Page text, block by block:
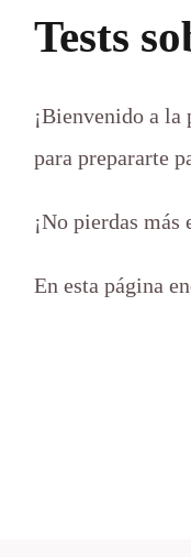
Tests
¡Bienvenido a la
para prepararte
¡No pierdas
En esta página